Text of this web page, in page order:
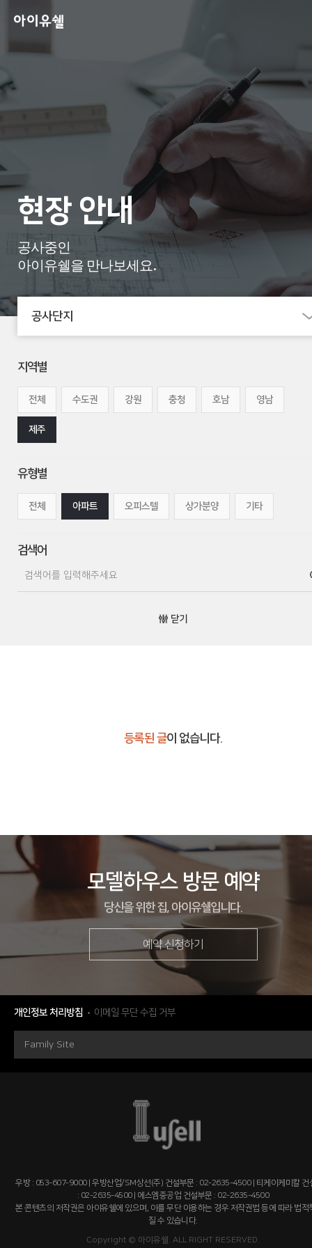
현장 안내
공사중인
아이유쉘을 만나보세요.
공사단지
지역별
전체 수도권 강원 충청 호남 영남
제주
유형별
전체 아파트 오피스텔 상가분양 기타
검색어
닫기
등록된 글이 없습니다.
모델하우스 방문 예약
당신을 위한 집, 아이유쉘입니다.
예약 신청하기
개인정보 처리방침 이메일 무단 수집 거부
Family Site
우방 : 053-607-9000 | 우방산업/SM상선(주) 건설부문 : 02-2635-4500 | 티케이케미칼 건
: 02-2635-4500 | 에스엠중공업 건설부문 : 02-2635-4500
본 콘텐츠의 저작권은 아이유쉘에 있으며, 이를 무단 이용하는 경우 저작권법 등에 따라 법적
질 수 있습니다.
Copyright © 아이유쉘. ALL RIGHT RESERVED.